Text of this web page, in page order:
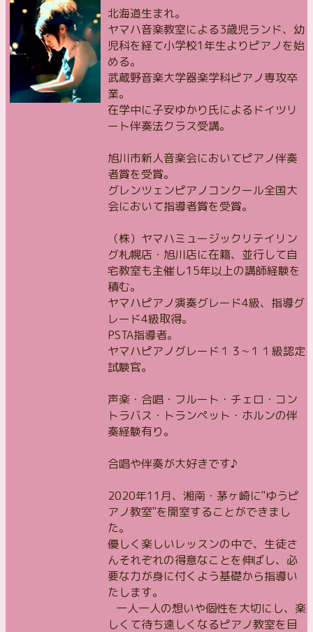
北海道生まれ。
ヤマハ音楽教室による3歳児ランド、幼
児科を経て小学校1年生よりピアノを始
める。
武蔵野音楽大学器楽学科ピアノ専攻卒
業。
在学中に子安ゆかり氏によるドイツリ
ート伴奏法クラス受講。
旭川市新人音楽会においてピアノ伴奏
者賞を受賞。
グレンツェンピアノコンクール全国大
会において指導者賞を受賞。
（株）ヤマハミュージックリテイリン
グ札幌店・旭川店に在籍、並行して自
宅教室も主催し15年以上の講師経験を
積む。
ヤマハピアノ演奏グレード4級、指導グ
レード4級取得。
PSTA指導者。
ヤマハピアノグレード１３~１１級認定
試験官。
声楽・合唱・フルート・チェロ・コン
トラバス・トランペット・ホルンの伴
奏経験有り。
合唱や伴奏が大好きです♪
2020年11月、湘南・茅ヶ崎に"ゆうピ
アノ教室"を開室することができまし
た。
優しく楽しいレッスンの中で、生徒さ
んそれぞれの得意なことを伸ばし、必
要な力が身に付くよう基礎から指導い
たします。
一人一人の想いや個性を大切にし、楽
しくて待ち遠しくなるピアノ教室を目